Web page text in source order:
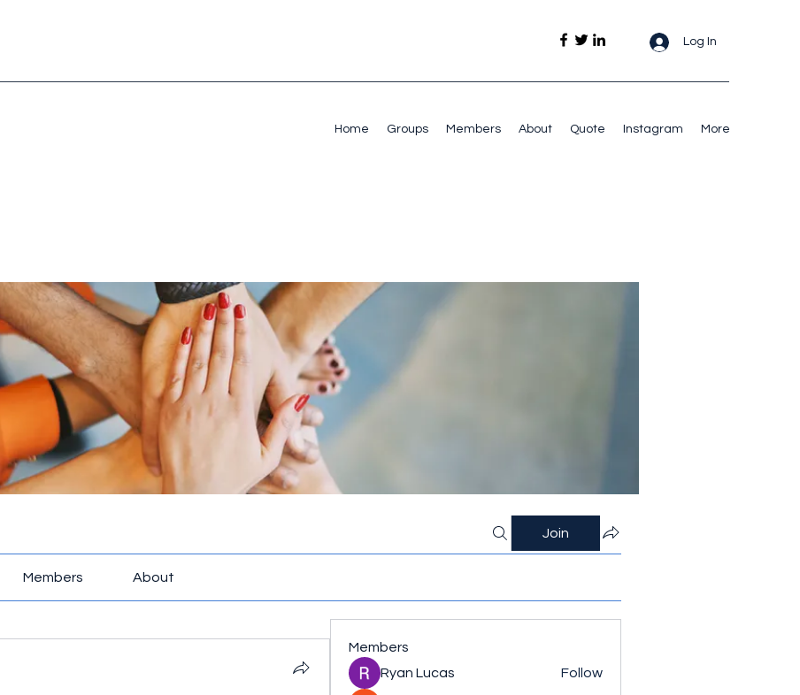
Log In
Home Groups Members About Quote Instagram More
Join
Members About
Members
Ryan Lucas
Follow